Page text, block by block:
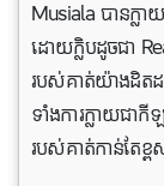
Musiala បាន​ក្លា
ដោយ​ក្លិប​ដូចជា
របស់​គាត់​យ៉ាង​ដិតដ
ទាំងការក្លាយជាកី
របស់គាត់កាន់តែខ្